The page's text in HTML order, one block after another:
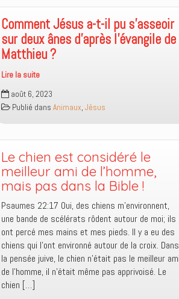
toute
la
création,
animaux
inclus
Comment Jésus a-t-il pu s’asseoir
sur deux ânes d’après l’évangile de
Matthieu ?
Lire la suite
Comment
Jésus
a-
il
pu
s’asseoir
sur
deux
ânes
d’après
l’évangile
de
Matthieu
?
août 6, 2023
Publié dans Animaux, Jésus
Le chien est considéré le
meilleur ami de l’homme,
mais pas dans la Bible !
Psaumes 22:17 Oui, des chiens m’environnent,
une bande de scélérats rôdent autour de moi; ils
ont percé mes mains et mes pieds. Il y a eu des
chiens qui l’ont environné autour de la croix. Dans
la pensée juive, le chien n’était pas le meilleur ami
de l’homme, il n’était même pas apprivoisé. Le
chien […]